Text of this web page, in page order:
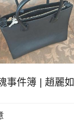
事件簿 | 趙麗如